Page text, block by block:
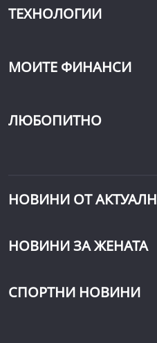
ТЕХНОЛОГИИ
МОИТЕ ФИНАНСИ
ЛЮБОПИТНО
НОВИНИ ОТ
НОВИНИ ЗА ЖЕНАТА
СПОРТНИ НОВИНИ